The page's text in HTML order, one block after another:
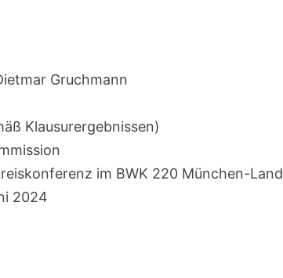
Gruchmann
Klausurergebnissen)
im BWK 220 München-Land
2024